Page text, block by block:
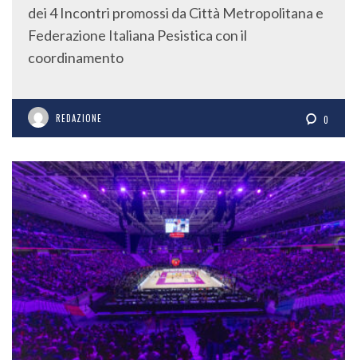
dei 4 Incontri promossi da Città Metropolitana e
Federazione Italiana Pesistica con il
coordinamento
REDAZIONE 0